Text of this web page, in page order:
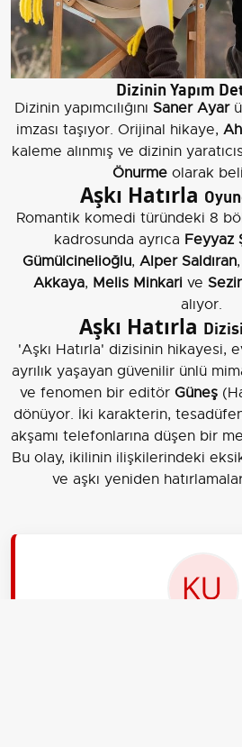
Dizinin Yapım
Dizinin yapımcılığını Saner Ayar
imzası taşıyor. Orijinal hikaye,
kaleme alınmış ve dizinin
Önurmeolarak
Aşkı Hatırla
Romantik komedi türündeki 8
kadrosunda ayrıca Feyyaz
Gümülcinelioğlu, Alper Saldıran,
Akkaya, Melis Minkari ve
alıyor.
Aşkı Hatırla
'Aşkı Hatırla' dizisinin hikayesi,
ayrılık yaşayan güvenilir ünlü
ve fenomen bir editör Güneş
dönüyor. İki karakterin, tesadüfen
akşamı telefonlarına düşen bir
Bu olay, ikilinin ilişkilerindeki
ve aşkı yeniden